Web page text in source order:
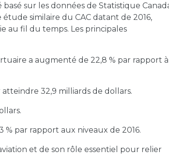
sur les données de Statistique
similaire du CAC datant de 2016,
au fil du temps. Les principales
a augmenté de 22,8 % par rapport à
32,9 milliards de dollars.
par rapport aux niveaux de 2016.
et de son rôle essentiel pour relier